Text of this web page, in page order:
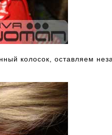
колосок, оставляем